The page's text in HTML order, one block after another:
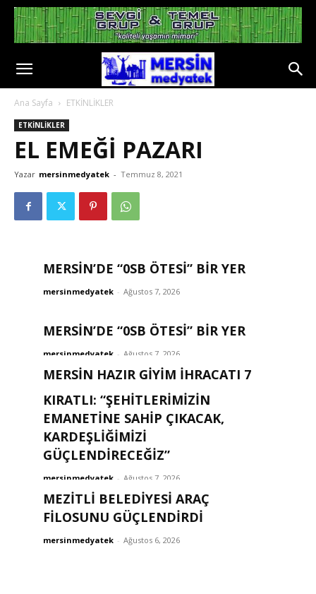
Ana Sayfa ETKİNLİKLER
ETKİNLİKLER
EL EMEĞİ PAZARI
Yazar mersinmedyatek - Temmuz 8, 2021
MERSİN’DE “0SB ÖTESİ” BİR YER
mersinmedyatek - Ağustos 7, 2026
MERSİN’DE “0SB ÖTESİ” BİR YER
mersinmedyatek - Ağustos 7, 2026
MERSİN HAZIR GİYİM İHRACATI 7
AYDA 211 MİLYON DOLARI AŞTI
mersinmedyatek - Ağustos 7, 2026
KIRATLI: “ŞEHITLERIMIZIN
EMANETINE SAHIP ÇIKACAK,
KARDEŞLIĞIMIZI
GÜÇLENDIRECEĞIZ”
mersinmedyatek - Ağustos 7, 2026
MEZİTLİ BELEDİYESİ ARAÇ
FİLOSUNU GÜÇLENDİRDİ
mersinmedyatek - Ağustos 6, 2026